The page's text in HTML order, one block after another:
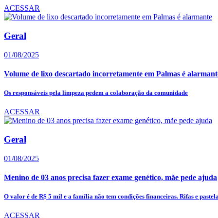
ACESSAR
Geral
01/08/2025
Volume de lixo descartado incorretamente em Palmas é
Os responsáveis pela limpeza pedem a colaboração da comunidade
ACESSAR
Geral
01/08/2025
Menino de 03 anos precisa fazer exame genético, mãe pede ajuda
O valor é de R$ 5 mil e a família não tem condições financeiras. Rifas e
ACESSAR